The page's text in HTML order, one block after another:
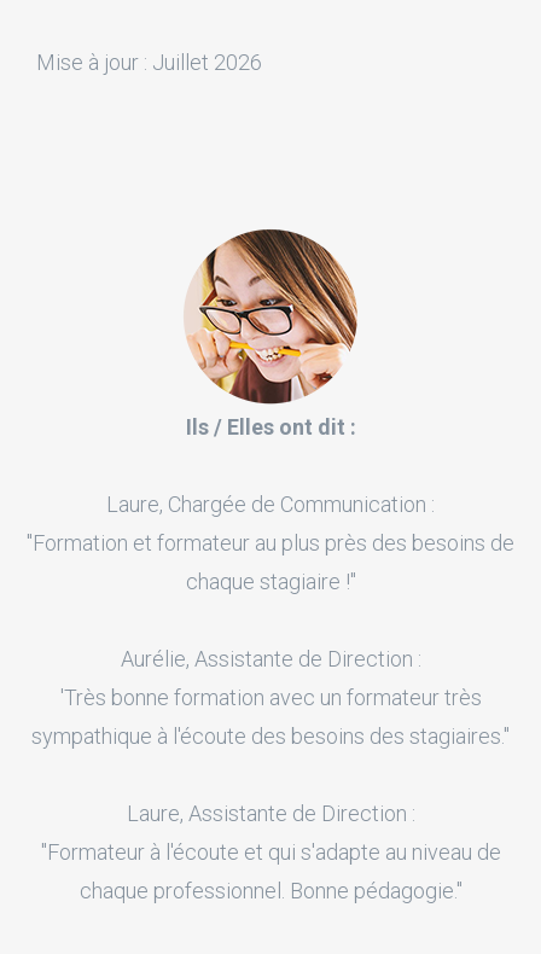
Mise à jour : Juillet 2026
Ils / Elles ont dit :
Laure, Chargée de Communication :
"Formation et formateur au plus près des besoins de
chaque stagiaire !"
Aurélie, Assistante de Direction :
'Très bonne formation avec un formateur très
sympathique à l'écoute des besoins des stagiaires."
Laure, Assistante de Direction :
"Formateur à l'écoute et qui s'adapte au niveau de
chaque professionnel. Bonne pédagogie."